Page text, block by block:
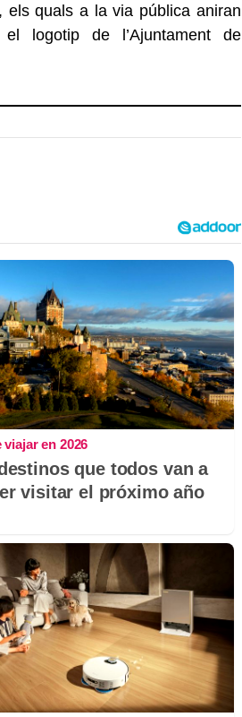
els quals a la via pública aniran
logotip de l’Ajuntament de
viajar en 2026
que todos van a
visitar el próximo año